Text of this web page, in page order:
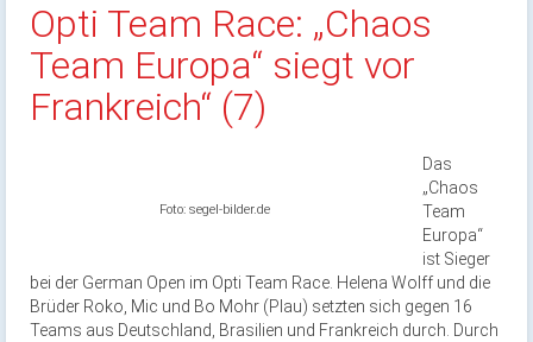
Opti Team Race: „Chaos
Team Europa“ siegt vor
Frankreich“ (7)
Foto: segel-bilder.de
Das
„Chaos
Team
Europa“
ist Sieger
bei der German Open im Opti Team Race. Helena Wolff und die
Brüder Roko, Mic und Bo Mohr (Plau) setzten sich gegen 16
Teams aus Deutschland, Brasilien und Frankreich durch. Durch